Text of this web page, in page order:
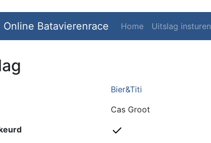
Online Batavierenrace Home Uitslag insturen
Bier&Titi
Cas Groot